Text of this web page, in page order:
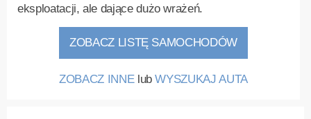
eksploatacji, ale dające dużo wrażeń.
ZOBACZ LISTĘ SAMOCHODÓW
ZOBACZ INNElubWYSZUKAJ AUTA